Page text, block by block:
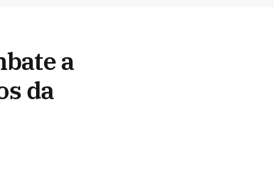
a
da